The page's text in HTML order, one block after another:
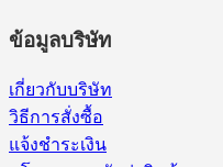
ข้อมูลบริษัท
เกี่ยวกับบริษัท
วิธีการสั่งซื้อ
แจ้งชำระเงิน